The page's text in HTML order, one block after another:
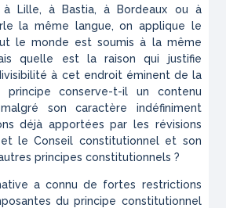
Lille, à Bastia, à Bordeaux ou à
la même langue, on applique le
le monde est soumis à la même
quelle est la raison qui justifie
à cet endroit éminent de la
principe conserve-t-il un contenu
son caractère indéfiniment
déjà apportées par les révisions
le Conseil constitutionnel et son
principes constitutionnels ?
a connu de fortes restrictions
du principe constitutionnel